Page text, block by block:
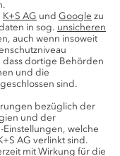
Deine
gestalten